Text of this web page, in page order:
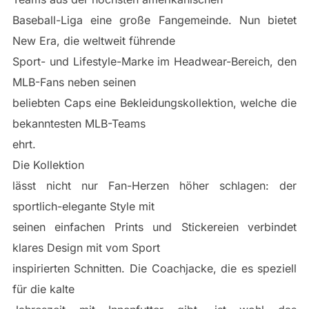
Baseball-Liga eine große Fangemeinde. Nun bietet
New Era, die weltweit führende
Sport- und Lifestyle-Marke im Headwear-Bereich, den
MLB-Fans neben seinen
beliebten Caps eine Bekleidungskollektion, welche die
bekanntesten MLB-Teams
ehrt.
Die Kollektion
lässt nicht nur Fan-Herzen höher schlagen: der
sportlich-elegante Style mit
seinen einfachen Prints und Stickereien verbindet
klares Design mit vom Sport
inspirierten Schnitten. Die Coachjacke, die es speziell
für die kalte